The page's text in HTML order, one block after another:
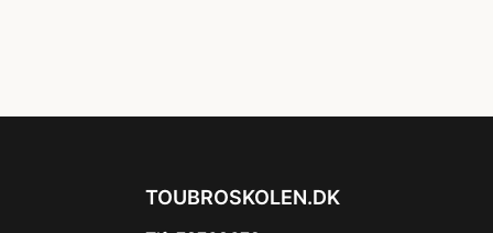
TOUBROSKOLEN.DK